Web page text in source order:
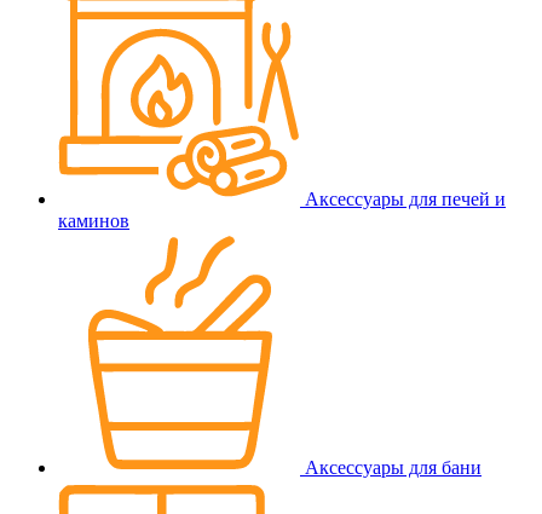
Аксессуары для печей и
каминов
Аксессуары для бани